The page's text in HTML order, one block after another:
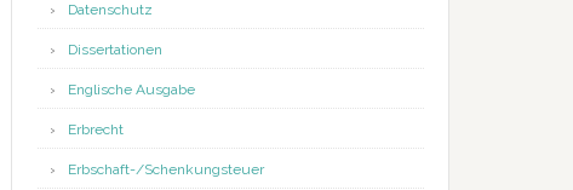
Datenschutz
Dissertationen
Englische Ausgabe
Erbrecht
Erbschaft-/Schenkungsteuer